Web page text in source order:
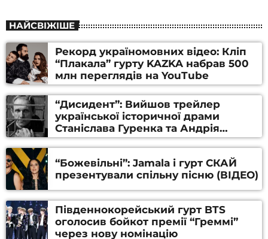
НАЙСВІЖІШЕ
Рекорд україномовних відео: Кліп
“Плакала” гурту KAZKA набрав 500
млн переглядів на YouTube
“Дисидент”: Вийшов трейлер
української історичної драми
Станіслава Гуренка та Андрія
Алфьорова (ВІДЕО)
“Божевільні”: Jamala і гурт СКАЙ
презентували спільну пісню (ВІДЕО)
Південнокорейський гурт BTS
оголосив бойкот премії “Греммі”
через нову номінацію